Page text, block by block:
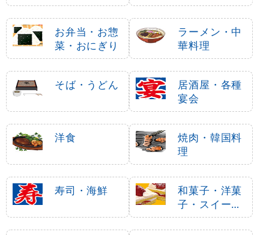
お弁当・お惣
菜・おにぎり
ラーメン・中
華料理
そば・うどん
居酒屋・各種
宴会
洋食
焼肉・韓国料
理
寿司・海鮮
和菓子・洋菓
子・スイーツ
・アイス